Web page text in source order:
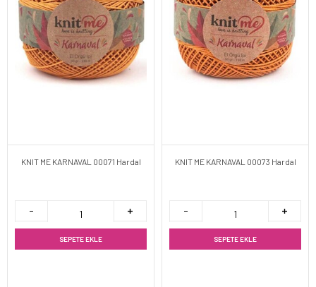
KNIT ME KARNAVAL 00071 Hardal
SEPETE EKLE
KNIT ME KARNAVAL 00073 Hardal
SEPETE EKLE